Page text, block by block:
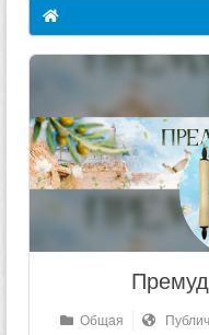
ВИДЕО
БЛОГИ
БИБЛИЯ
ОПРОСЫ
НОВОСТИ
Общая